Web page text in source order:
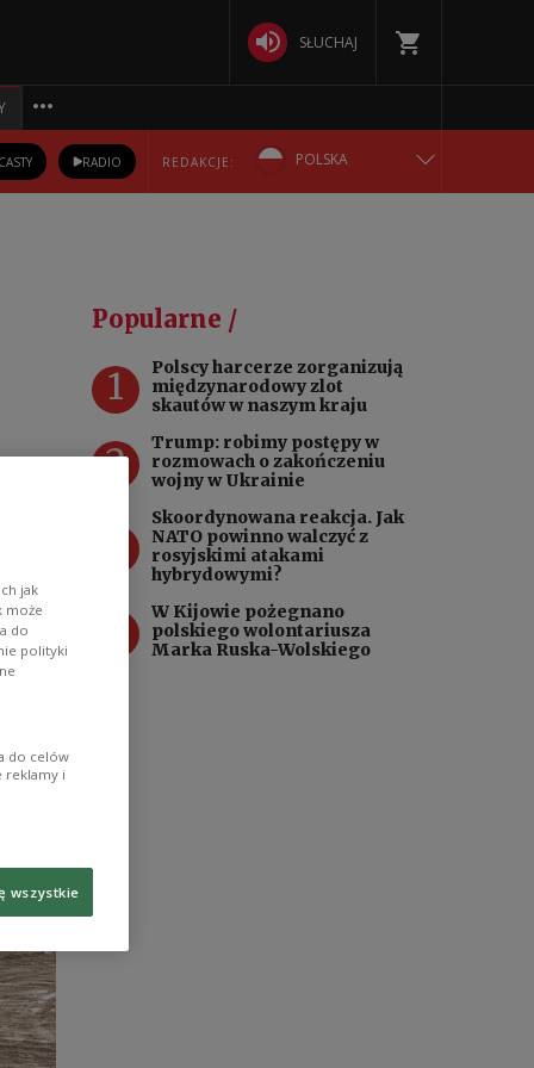
SŁUCHAJ
RADIO REDAKCJE: POLSKA
РУССКИЙ
УКРАЇНСЬКА
to
Popularne /
1
Polscy harcerze zorganizują
międzynarodowy zlot
skautów w naszym kraju
2
Trump: robimy postępy w
rozmowach o zakończeniu
wojny w Ukrainie
Skoordynowana reakcja. Jak
NATO powinno walczyć z
rosyjskimi atakami
hybrydowymi?
W Kijowie pożegnano
polskiego wolontariusza
Marka Ruska-Wolskiego
jak
może
do
polityki
do celów
reklamy i
wszystkie